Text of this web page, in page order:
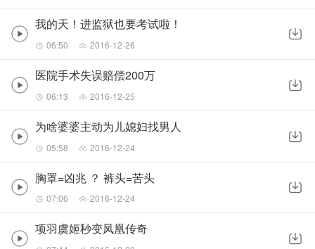
我的天！进监狱也要考试啦！
06:50 2016-12-26
医院手术失误赔偿200万
06:13 2016-12-25
为啥婆婆主动为儿媳妇找男人
05:58 2016-12-24
胸罩=凶兆 ？ 裤头=苦头
07:06 2016-12-24
项羽虞姬秒变凤凰传奇